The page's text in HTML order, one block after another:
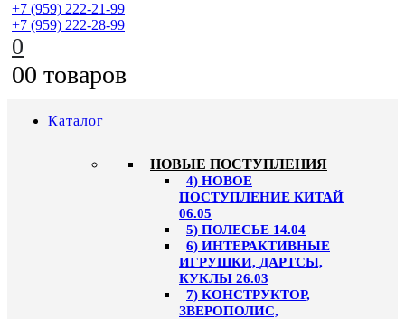
+7 (959) 222-21-99
+7 (959) 222-28-99
0
00 товаров
Каталог
НОВЫЕ ПОСТУПЛЕНИЯ
4) НОВОЕ
ПОСТУПЛЕНИЕ КИТАЙ
06.05
5) ПОЛЕСЬЕ 14.04
6) ИНТЕРАКТИВНЫЕ
ИГРУШКИ, ДАРТСЫ,
КУКЛЫ 26.03
7) КОНСТРУКТОР,
ЗВЕРОПОЛИС,